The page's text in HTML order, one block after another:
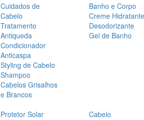
Cuidados de
Cabelo
Tratamento
Antiqueda
Condicionador
Anticaspa
Styling de Cabelo
Shampoo
Cabelos Grisalhos
e Brancos
Banho e Corpo
Creme Hidratante
Desodorizante
Gel de Banho
Protetor Solar
Cabelo